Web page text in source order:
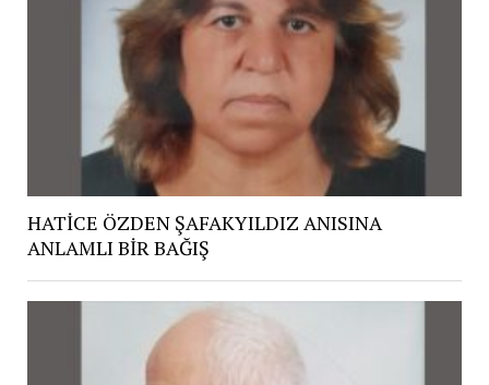
HATİCE ÖZDEN ŞAFAKYILDIZ ANISINA
ANLAMLI BİR BAĞIŞ